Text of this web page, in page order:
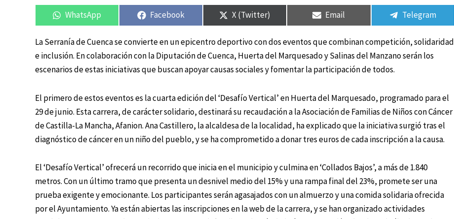
en
WhatsApp
en
Facebook
en
X (Twitter)
en
Email
en
Telegram
La Serranía de Cuenca se convierte en un epicentro deportivo con dos eventos que combinan competición, solidaridad
e inclusión. En colaboración con la Diputación de Cuenca, Huerta del Marquesado y Salinas del Manzano serán los
escenarios de estas iniciativas que buscan apoyar causas sociales y fomentar la participación de todos.
El primero de estos eventos es la cuarta edición del ‘Desafío Vertical’ en Huerta del Marquesado, programado para el
29 de junio. Esta carrera, de carácter solidario, destinará su recaudación a la Asociación de Familias de Niños con Cáncer
de Castilla-La Mancha, Afanion. Ana Castillero, la alcaldesa de la localidad, ha explicado que la iniciativa surgió tras el
diagnóstico de cáncer en un niño del pueblo, y se ha comprometido a donar tres euros de cada inscripción a la causa.
El ‘Desafío Vertical’ ofrecerá un recorrido que inicia en el municipio y culmina en ‘Collados Bajos’, a más de 1.840
metros. Con un último tramo que presenta un desnivel medio del 15% y una rampa final del 23%, promete ser una
prueba exigente y emocionante. Los participantes serán agasajados con un almuerzo y una comida solidaria ofrecida
por el Ayuntamiento. Ya están abiertas las inscripciones en la web de la carrera, y se han organizado actividades
en en en en en